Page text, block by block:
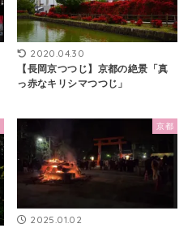
2020.04.30
【長岡京つつじ】京都の絶景「真
っ赤なキリシマつつじ」
京都
2025.01.02